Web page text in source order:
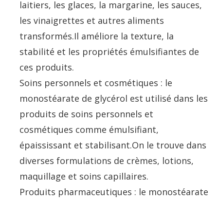
laitiers, les glaces, la margarine, les sauces,
les vinaigrettes et autres aliments
transformés.Il améliore la texture, la
stabilité et les propriétés émulsifiantes de
ces produits.
Soins personnels et cosmétiques : le
monostéarate de glycérol est utilisé dans les
produits de soins personnels et
cosmétiques comme émulsifiant,
épaississant et stabilisant.On le trouve dans
diverses formulations de crèmes, lotions,
maquillage et soins capillaires.
Produits pharmaceutiques : le monostéarate